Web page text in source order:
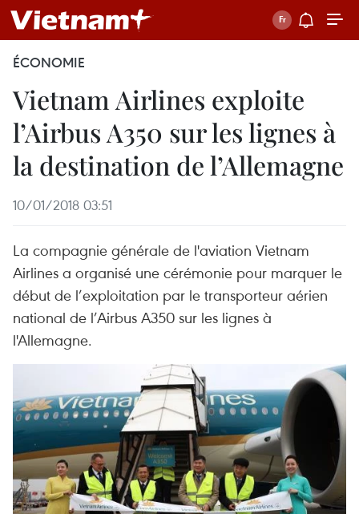
ÉCONOMIE
Vietnam Airlines exploite
l’Airbus A350 sur les lignes à
la destination de l’Allemagne
10/01/2018 03:51
La compagnie générale de l'aviation Vietnam
Airlines a organisé une cérémonie pour marquer le
début de l’exploitation par le transporteur aérien
national de l’Airbus A350 sur les lignes à
l'Allemagne.